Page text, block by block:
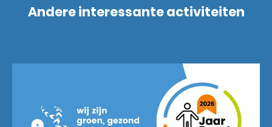
Andere interessante activiteiten